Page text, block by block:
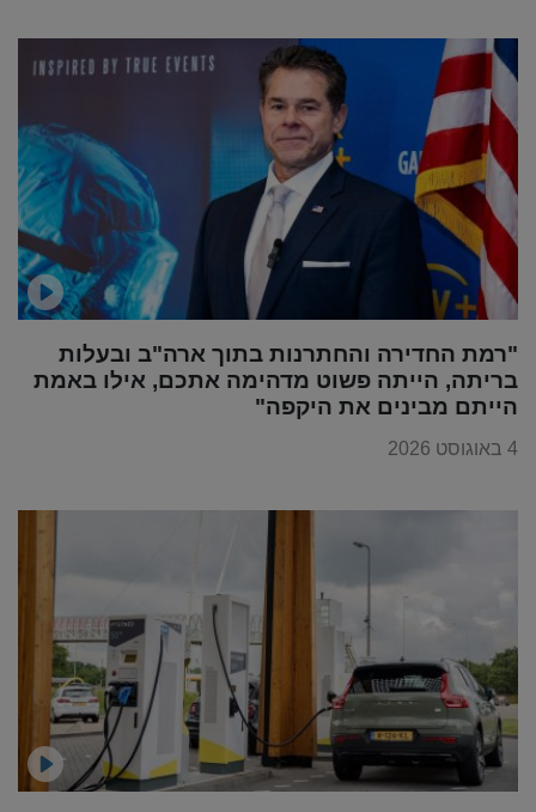
"רמת החדירה והחתרנות בתוך ארה"ב ובעלות
בריתה, הייתה פשוט מדהימה אתכם, אילו באמת
הייתם מבינים את היקפה"
4 באוגוסט 2026